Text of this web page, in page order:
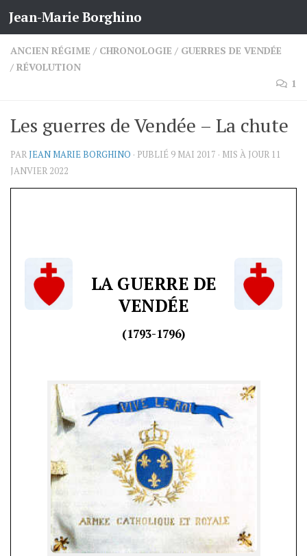
Skip to content
Jean-Marie Borghino
ANCIEN RÉGIME / CHRONOLOGIE / GUERRES DE VENDÉE
/ RÉVOLUTION
1
Les guerres de Vendée – La chute
PARJEAN MARIE BORGHINO · PUBLIÉ 9 MAI 2017 · MIS À JOUR 11
JANVIER 2022
LA GUERRE DE
VENDÉE
(1793-1796)